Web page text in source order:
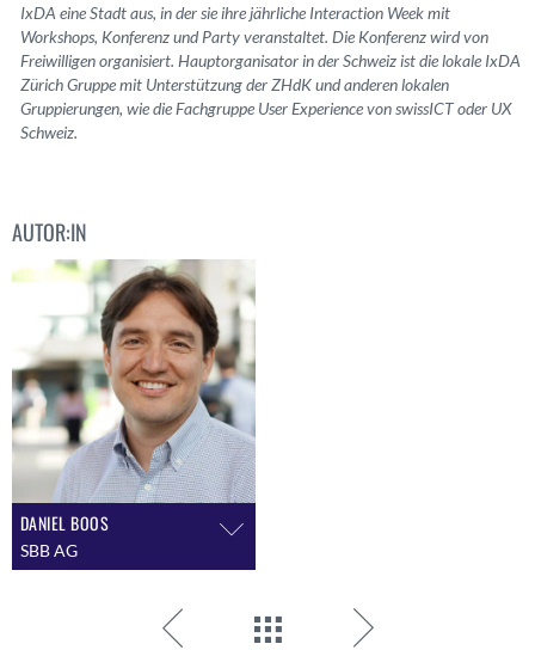
IxDA eine Stadt aus, in der sie ihre jährliche Interaction Week mit
Workshops, Konferenz und Party veranstaltet. Die Konferenz wird von
Freiwilligen organisiert. Hauptorganisator in der Schweiz ist die lokale IxDA
Zürich Gruppe mit Unterstützung der ZHdK und anderen lokalen
Gruppierungen, wie die Fachgruppe User Experience von swissICT oder UX
Schweiz.
AUTOR:IN
DANIEL BOOS
SBB AG